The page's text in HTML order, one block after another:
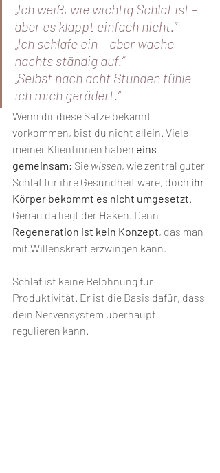
„Ich weiß, wie wichtig Schlaf ist –
aber es klappt einfach nicht.“
„Ich schlafe ein – aber wache
nachts ständig auf.“
„Selbst nach acht Stunden fühle
ich mich gerädert.“
Wenn dir diese Sätze bekannt
vorkommen, bist du nicht allein. Viele
meiner Klientinnen haben eins
gemeinsam: Sie wissen, wie zentral guter
Schlaf für ihre Gesundheit wäre, doch ihr
Körper bekommt es nicht umgesetzt.
Genau da liegt der Haken. Denn
Regeneration ist kein Konzept, das man
mit Willenskraft erzwingen kann.
Schlaf ist keine Belohnung für
Produktivität. Er ist die Basis dafür, dass
dein Nervensystem überhaupt
regulieren kann.